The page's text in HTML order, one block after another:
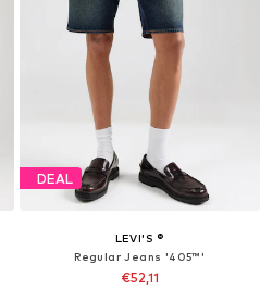
DEAL
LEVI'S ®
Regular Jeans '405™'
€52,11